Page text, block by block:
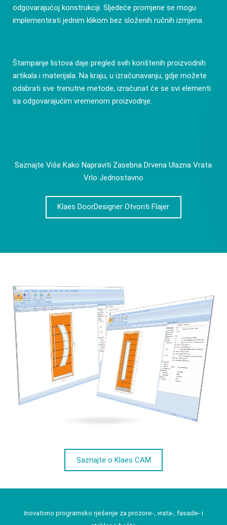
odgovarajućoj konstrukciji. Sljedeće promjene se mogu
implementirati jednim klikom bez složenih ručnih izmjena.
Štampanje listova daje pregled svih korištenih proizvodnih
artikala i materijala. Na kraju, u izračunavanju, gdje možete
odabrati sve trenutne metode, izračunat će se svi elementi
sa odgovarajućim vremenom proizvodnje.
Saznajte Više Kako Napraviti Zasebna Drvena Ulazna Vrata
Vrlo Jednostavno
Klaes DoorDesigner Otvoriti Flajer
Saznajte o Klaes CAM
Inovativno programsko rješenje za prozore-, vrata-, fasade- i